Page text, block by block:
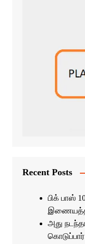
Recent Posts
பிக் பாஸ்
அது